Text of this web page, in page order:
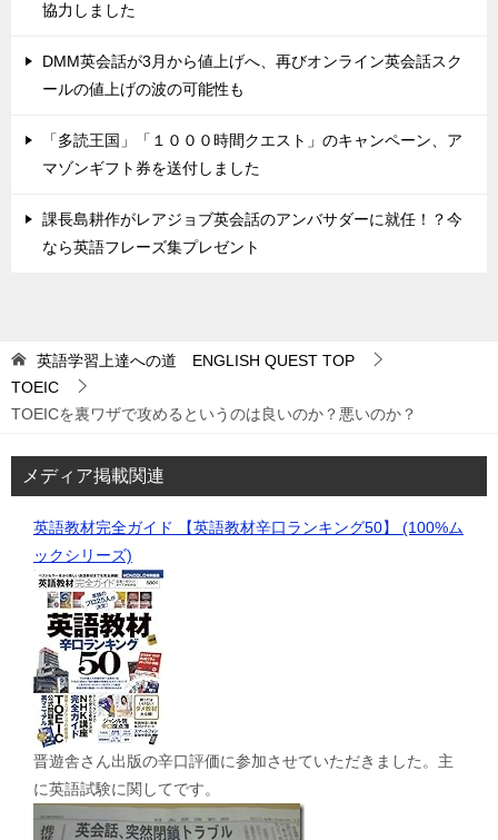
協力しました
DMM英会話が3月から値上げへ、再びオンライン英会話スク
ールの値上げの波の可能性も
「多読王国」「１０００時間クエスト」のキャンペーン、ア
マゾンギフト券を送付しました
課長島耕作がレアジョブ英会話のアンバサダーに就任！？今
なら英語フレーズ集プレゼント
英語学習上達への道 ENGLISH QUEST TOP
TOEIC
TOEICを裏ワザで攻めるというのは良いのか？悪いのか？
メディア掲載関連
英語教材完全ガイド 【英語教材辛口ランキング50】 (100%ム
ックシリーズ)
晋遊舎さん出版の辛口評価に参加させていただきました。主
に英語試験に関してです。